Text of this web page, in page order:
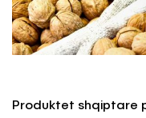
Produktet shqiptare